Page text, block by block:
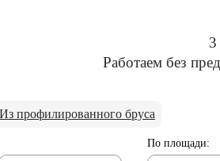
3
Работаем без
Из профилированного бруса
По площади: